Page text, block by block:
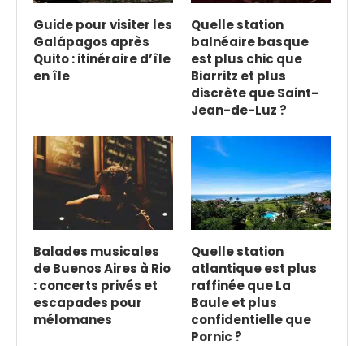
Guide pour visiter les
Galápagos après
Quito : itinéraire d’île
en île
Quelle station
balnéaire basque
est plus chic que
Biarritz et plus
discrète que Saint-
Jean-de-Luz ?
Balades musicales
de Buenos Aires à Rio
: concerts privés et
escapades pour
mélomanes
Quelle station
atlantique est plus
raffinée que La
Baule et plus
confidentielle que
Pornic ?